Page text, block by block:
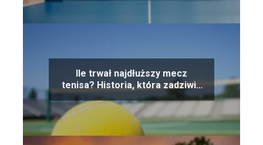
Ile trwał najdłuższy mecz
tenisa? Historia, która zadziwia